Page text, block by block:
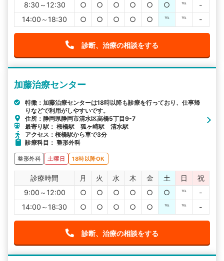
8:30～12:30
○ ○ ○ ○ ○ ○ ℡
-
14:00～18:30
○ ○ ○ ○ ○ ℡ ℡ -
診断、治療の相談をする
加藤治療センター
特徴：加藤治療センターは18時以降も診療を行っており、仕事帰
りなどで利用がしやすいです。
住所：静岡県静岡市清水区高橋5丁目9-7
最寄り駅： 桜橋駅 狐ヶ崎駅 清水駅
アクセス：桜橋駅から車で3分
診療科目： 整形外科
整形外科 土曜日 18時以降OK
診療時間 月 火 水 木 金 土 日
祝
9:00～12:00
○ ○ ○ ○ ○ ○ ℡
-
14:00～18:30
○ ○ ○ ○ ○ ℡ ℡ -
診断、治療の相談をする